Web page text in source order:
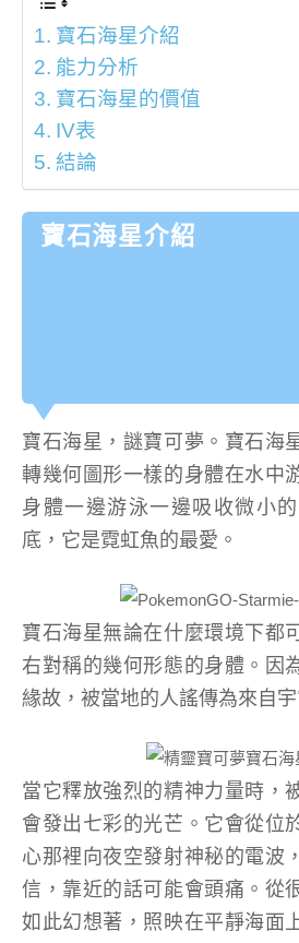
寶石海星介紹
能力分析
寶石海星的價值
IV表
結論
寶石海星介紹
寶石海星，謎寶可夢。寶石海
轉幾何圖形一樣的身體在水中
身體一邊游泳一邊吸收微小
底，它是霓虹魚的最愛。
寶石海星無論在什麼環境下都
右對稱的幾何形態的身體。因
緣故，被當地的人謠傳為來自宇
當它釋放強烈的精神力量時，
會發出七彩的光芒。它會從位
心那裡向夜空發射神秘的電波
信，靠近的話可能會頭痛。從
如此幻想著，照映在平靜海面